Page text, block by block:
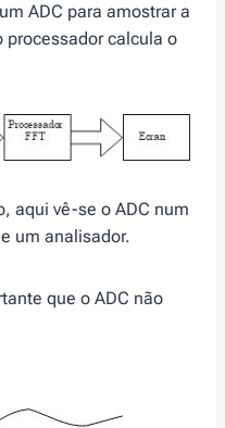
ADC para amostrar a
processador calcula o
aqui vê-se o ADC num
um analisador.
que o ADC não